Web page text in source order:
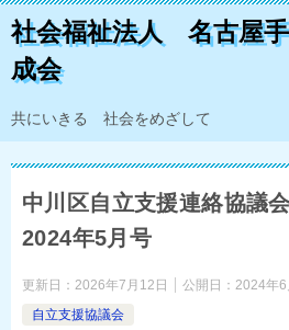
社会福祉法人 名古屋
成会
共にいきる 社会をめざして
中川区自立支援連絡協
2024年5月号
更新日： 2026年7月12日 公開日： 2024年6
自立支援協議会